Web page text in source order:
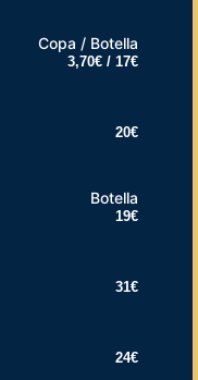
Copa / Botella
3,70€ / 17€
20€
Botella
19€
31€
24€